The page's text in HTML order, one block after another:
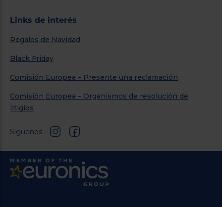
Links de interés
Regalos de Navidad
Black Friday
Comisión Europea – Presente una reclamación
Comisión Europea – Organismos de resolución de
litigios
Síguenos